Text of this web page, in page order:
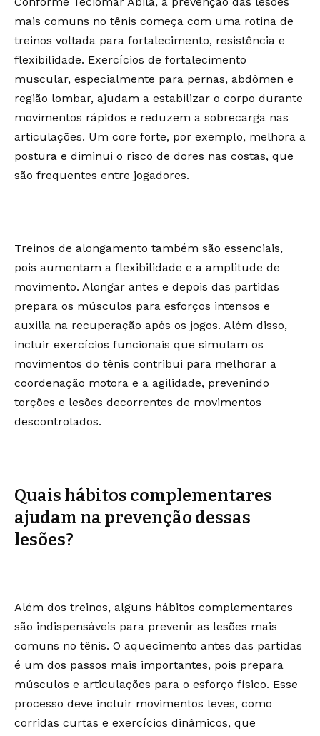
mais comuns no tênis começa com uma rotina de
treinos voltada para fortalecimento, resistência e
flexibilidade. Exercícios de fortalecimento
muscular, especialmente para pernas, abdômen e
região lombar, ajudam a estabilizar o corpo durante
movimentos rápidos e reduzem a sobrecarga nas
articulações. Um core forte, por exemplo, melhora a
postura e diminui o risco de dores nas costas, que
são frequentes entre jogadores.
Treinos de alongamento também são essenciais,
pois aumentam a flexibilidade e a amplitude de
movimento. Alongar antes e depois das partidas
prepara os músculos para esforços intensos e
auxilia na recuperação após os jogos. Além disso,
incluir exercícios funcionais que simulam os
movimentos do tênis contribui para melhorar a
coordenação motora e a agilidade, prevenindo
torções e lesões decorrentes de movimentos
descontrolados.
Quais hábitos complementares
ajudam na prevenção dessas
lesões?
Além dos treinos, alguns hábitos complementares
são indispensáveis para prevenir as lesões mais
comuns no tênis. O aquecimento antes das partidas
é um dos passos mais importantes, pois prepara
músculos e articulações para o esforço físico. Esse
processo deve incluir movimentos leves, como
corridas curtas e exercícios dinâmicos, que